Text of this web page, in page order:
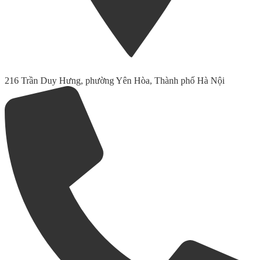
216 Trần Duy Hưng, phường Yên Hòa, Thành phố Hà Nội